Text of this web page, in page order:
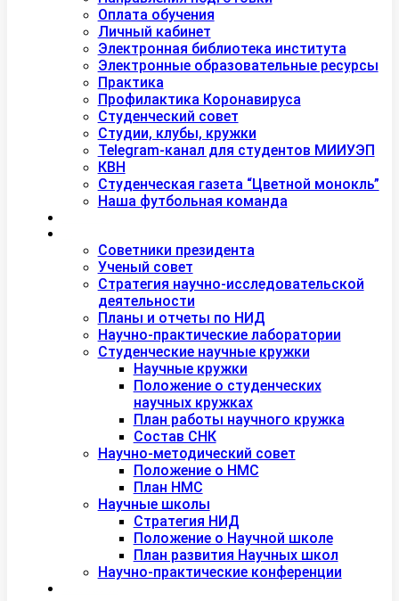
Оплата обучения
Личный кабинет
Электронная библиотека института
Электронные образовательные ресурсы
Практика
Профилактика Коронавируса
Студенческий совет
Студии, клубы, кружки
Telegram-канал для студентов МИИУЭП
КВН
Студенческая газета “Цветной монокль”
Наша футбольная команда
Советники президента
Ученый совет
Стратегия научно-исследовательской
деятельности
Планы и отчеты по НИД
Научно-практические лаборатории
Студенческие научные кружки
Научные кружки
Положение о студенческих
научных кружках
План работы научного кружка
Состав СНК
Научно-методический совет
Положение о НМС
План НМС
Научные школы
Стратегия НИД
Положение о Научной школе
План развития Научных школ
Научно-практические конференции